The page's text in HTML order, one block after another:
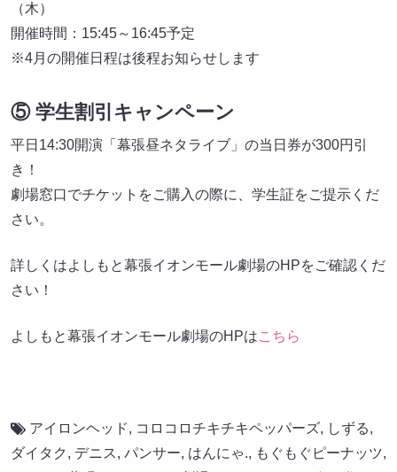
（木）
開催時間：15:45～16:45予定
※4月の開催日程は後程お知らせします
⑤ 学生割引キャンペーン
平日14:30開演「幕張昼ネタライブ」の当日券が300円引
き！
劇場窓口でチケットをご購入の際に、学生証をご提示くだ
さい。
詳しくはよしもと幕張イオンモール劇場のHPをご確認くだ
さい！
よしもと幕張イオンモール劇場のHPはこちら
アイロンヘッド, コロコロチキチキペッパーズ, しずる,
ダイタク , デニス, パンサー, はんにゃ., もぐもぐピーナッツ,